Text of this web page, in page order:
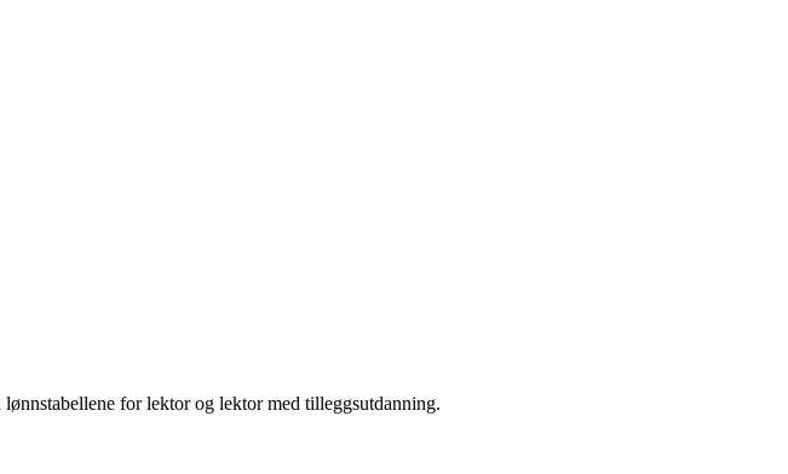
for lektor og lektor med tilleggsutdanning.